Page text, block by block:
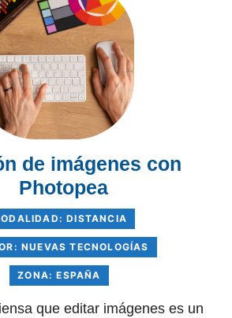
de imágenes con
Photopea
DISTANCIA
NUEVAS TECNOLOGÍAS
ZONA: ESPAÑA
que editar imágenes es un